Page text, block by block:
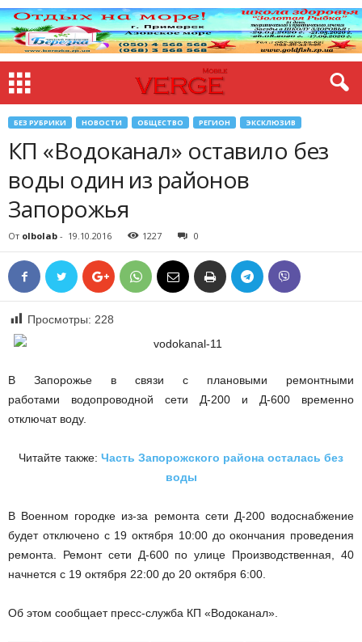
БЕЗ РУБРИКИ НОВОСТИ ОБЩЕСТВО РЕГИОН ЭКСКЛЮЗИВ
КП «Водоканал» оставило без
воды один из районов
Запорожья
От olbolab - 19.10.2016 1227 0
Просмотры: 228
В Запорожье в связи с плановыми ремонтными
работами водопроводной сети Д-200 и Д-600 временно
отключат воду.
Читайте также: Часть Запорожского района осталась без
воды
В Военном городке из-за ремонта сети Д-200 водоснабжение
будет отключено с 19 октября 10:00 до окончания проведения
ремонта. Ремонт сети Д-600 по улице Производственная, 40
начнется с 19 октября 22:00 до 20 октября 6:00.
Об этом сообщает пресс-служба КП «Водоканал».